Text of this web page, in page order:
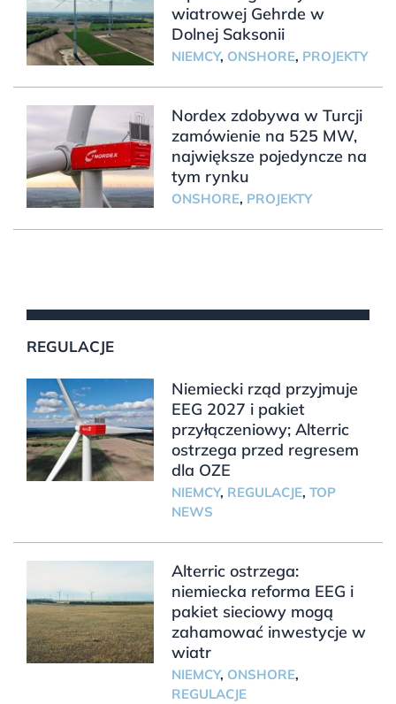
wiatrowej Gehrde w
Dolnej Saksonii
NIEMCY, ONSHORE, PROJEKTY
Nordex zdobywa w Turcji
zamówienie na 525 MW,
największe pojedyncze na
tym rynku
ONSHORE, PROJEKTY
REGULACJE
Niemiecki rząd przyjmuje
EEG 2027 i pakiet
przyłączeniowy; Alterric
ostrzega przed regresem
dla OZE
NIEMCY, REGULACJE, TOP
NEWS
Alterric ostrzega:
niemiecka reforma EEG i
pakiet sieciowy mogą
zahamować inwestycje w
wiatr
NIEMCY, ONSHORE,
REGULACJE